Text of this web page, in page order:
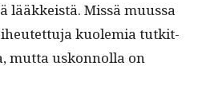
lääkkeistä. Mis­sä muus­sa
kuolemia tutkit­
mut­ta uskon­nol­la on